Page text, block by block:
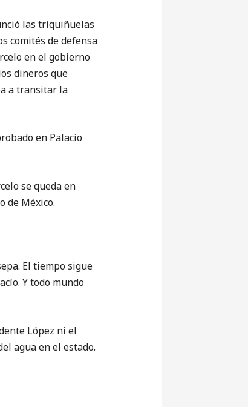
las triquiñuelas
comités de defensa
en el gobierno
dineros que
a transitar la
en Palacio
se queda en
de México.
El tiempo sigue
Y todo mundo
López ni el
agua en el estado.